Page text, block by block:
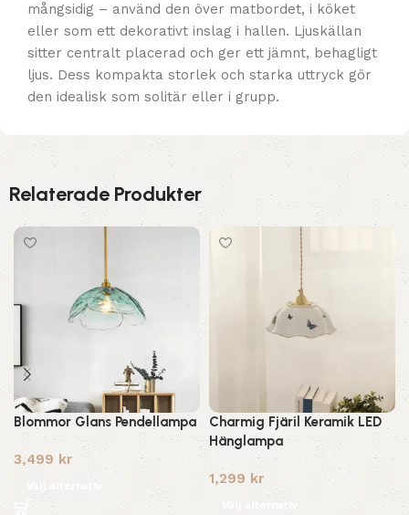
mångsidig – använd den över matbordet, i köket
eller som ett dekorativt inslag i hallen. Ljuskällan
sitter centralt placerad och ger ett jämnt, behagligt
ljus. Dess kompakta storlek och starka uttryck gör
den idealisk som solitär eller i grupp.
Relaterade Produkter
Blommor Glans Pendellampa
3,499 kr
Välj alternativ
Charmig Fjäril Keramik LED
Hänglampa
1,299 kr
Välj alternativ